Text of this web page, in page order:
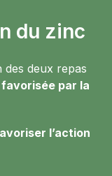
du zinc
des deux repas
par la
l’action